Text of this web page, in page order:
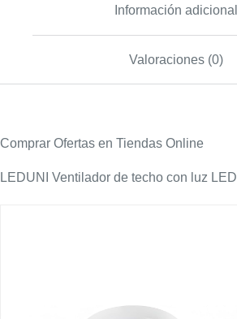
Información adicional
Valoraciones (0)
Comprar Ofertas en Tiendas Online
LEDUNI Ventilador de techo con luz LED